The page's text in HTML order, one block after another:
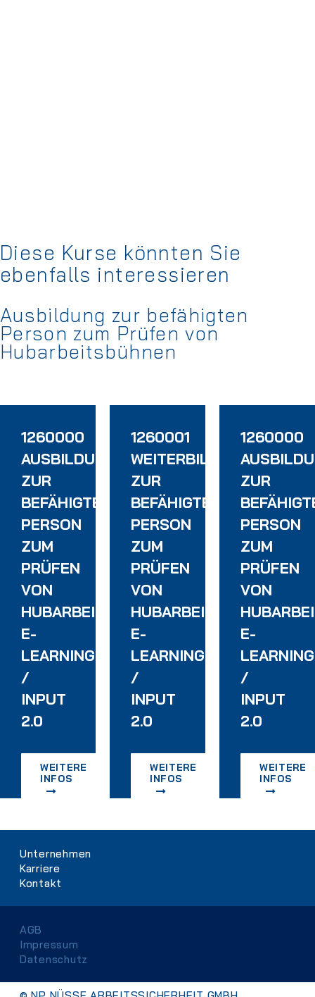
Diese Kurse könnten Sie
ebenfalls interessieren
Ausbildung zur befähigten
Person zum Prüfen von
Hubarbeitsbühnen
1260000
AUSBILDUNG
ZUR
BEFÄHIGTEN
PERSON
ZUM
PRÜFEN
VON
HUBARBEITSBÜHNEN
E-
LEARNING
/
INPUT
2.0
WEITERE
INFOS
1260001
WEITERBILDUNG
ZUR
BEFÄHIGTEN
PERSON
ZUM
PRÜFEN
VON
HUBARBEITSBÜHNEN
E-
LEARNING
/
INPUT
2.0
WEITERE
INFOS
1260000
ZUR
PERSON
ZUM
PRÜFEN
VON
E-
LEARNING
/
INPUT
2.0
WEITERE
INFOS
Navigation
überspringen
Unternehmen
Karriere
Kontakt
Navigation
überspringen
AGB
Impressum
Datenschutz